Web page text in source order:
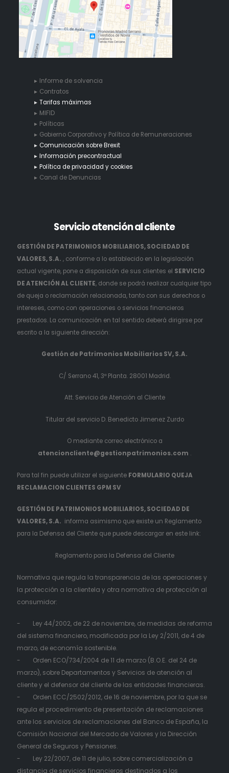
Informe de solvencia
Contratos
Tarifas máximas
MIFID
Políticas
Gobierno Corporativo y Política de Remuneraciones
Comunicación sobre Brexit
Información precontractual
Política de privacidad y cookies
Canal de Denuncias
Servicioatención al cliente
GESTIÓN DE PATRIMONIOS MOBILIARIOS, SOCIEDAD DE
VALORES, S.A. , conforme a lo establecido en la legislación
actual vigente, pone a disposición de sus clientes el SERVICIO
DE ATENCIÓN AL CLIENTE, donde se podrá realizar cualquier tipo
de queja o reclamación relacionada, tanto con sus derechos o
intereses, como con operaciones o servicios financieros
prestados. La comunicación en tal sentido deberá dirigirse por
escrito a la siguiente dirección:
Gestión de Patrimonios Mobiliarios SV, S.A.
C/ Serrano 41, 3ª Planta. 28001 Madrid.
Att. Servicio de Atención al Cliente
Titular del servicio D. Benedicto Jimenez Zurdo
O mediante correo electrónico a
atencioncliente@gestionpatrimonios.com .
Para tal fin puede utilizar el siguiente FORMULARIO QUEJA
RECLAMACION CLIENTES GPM SV
GESTIÓN DE PATRIMONIOS MOBILIARIOS, SOCIEDAD DE
VALORES, S.A. informa asimismo que existe un Reglamento
para la Defensa del Cliente que puede descargar en este link:
Reglamento para la Defensa del Cliente
Normativa que regula la transparencia de las operaciones y
la protección a la clientela y otra normativa de protección al
consumidor:
- Ley 44/2002, de 22 de noviembre, de medidas de reforma
del sistema financiero, modificada por la Ley 2/2011, de 4 de
marzo, de economía sostenible.
- Orden ECO/734/2004 de 11 de marzo (B.O.E. del 24 de
marzo), sobre Departamentos y Servicios de atención al
cliente y el defensor del cliente de las entidades financieras.
- Orden ECC/2502/2012, de 16 de noviembre, por la que se
regula el procedimiento de presentación de reclamaciones
ante los servicios de reclamaciones del Banco de España, la
Comisión Nacional del Mercado de Valores y la Dirección
General de Seguros y Pensiones.
- Ley 22/2007, de 11 de julio, sobre comercialización a
distancia de servicios financieros destinados a los